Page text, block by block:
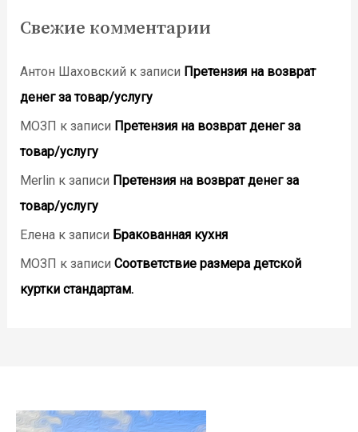
Свежие комментарии
Антон Шаховский к записи Претензия на возврат
денег за товар/услугу
МОЗП к записи Претензия на возврат денег за
товар/услугу
Merlin к записи Претензия на возврат денег за
товар/услугу
Еленак записи Бракованная кухня
МОЗП к записи Соответствие размера детской
куртки стандартам.